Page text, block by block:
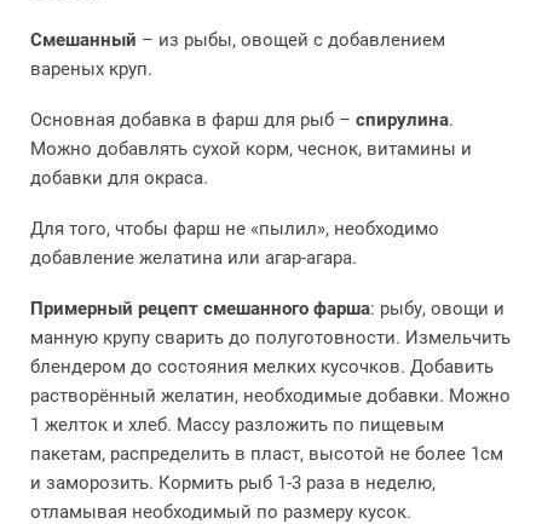
Смешанный – из рыбы, овощей с добавлением
вареных круп.
Основная добавка в фарш для рыб – спирулина.
Можно добавлять сухой корм, чеснок, витамины и
добавки для окраса.
Для того, чтобы фарш не «пылил», необходимо
добавление желатина или агар-агара.
Примерный рецепт смешанного фарша: рыбу, овощи и
манную крупу сварить до полуготовности. Измельчить
блендером до состояния мелких кусочков. Добавить
растворённый желатин, необходимые добавки. Можно
1 желток и хлеб. Массу разложить по пищевым
пакетам, распределить в пласт, высотой не более 1см
и заморозить. Кормить рыб 1-3 раза в неделю,
отламывая необходимый по размеру кусок.